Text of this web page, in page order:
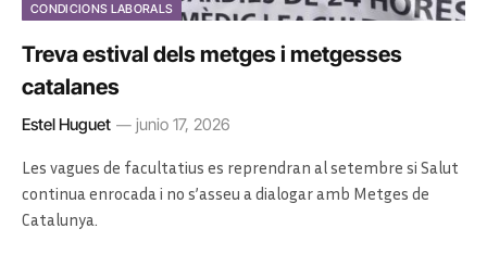
CONDICIONS LABORALS
Treva estival dels metges i metgesses
catalanes
Estel Huguet junio 17, 2026
Les vagues de facultatius es reprendran al setembre si Salut
continua enrocada i no s’asseu a dialogar amb Metges de
Catalunya.